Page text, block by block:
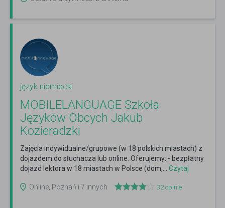
język niemiecki
MOBILELANGUAGE Szkoła
Języków Obcych Jakub
Kozieradzki
Zajęcia indywidualne/grupowe (w 18 polskich miastach) z
dojazdem do słuchacza lub online. Oferujemy: - bezpłatny
dojazd lektora w 18 miastach w Polsce (dom,...
Czytaj
Online, Poznań i 7 innych
32opinie